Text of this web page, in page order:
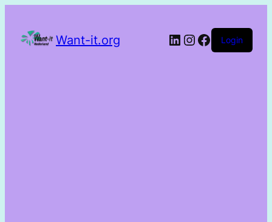
Want-it.org Login